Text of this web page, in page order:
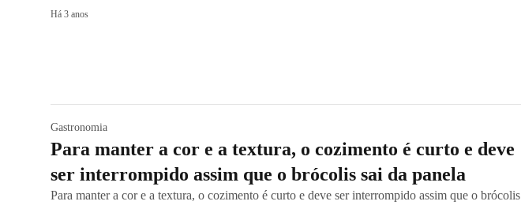
Há 3 anos
Gastronomia
Para manter a cor e a textura, o cozimento é curto e deve
ser interrompido assim que o brócolis sai da panela
Para manter a cor e a textura, o cozimento é curto e deve ser interrompido assim que o brócolis